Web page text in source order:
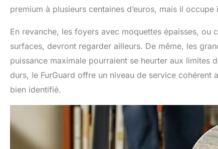
premium à plusieurs centaines d’euros, mais il
En revanche, les foyers avec moquettes épaisses,
surfaces, devront regarder ailleurs. De même, les
puissance maximale pourraient se heurter aux limites
durs, le FurGuard offre un niveau de service cohérent
bien identifié.